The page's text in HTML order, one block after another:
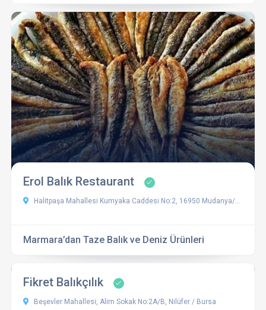
Erol Balık Restaurant
Halitpaşa Mahallesi Kumyaka Caddesi No:2, 16950 Mudanya/Bursa, Türkiye
Marmara’dan Taze Balık ve Deniz Ürünleri
Fikret Balıkçılık
Beşevler Mahallesi, Alim Sokak No:2A/B, Nilüfer / Bursa